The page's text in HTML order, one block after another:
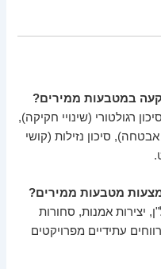
במטבעות ממירים?
רגולטורי (שינויי חקיקה),
סיכון נזילות (קושי
מטבעות ממירים?
יצירות אמנות, סחורות
עתידיים מפרויקטים